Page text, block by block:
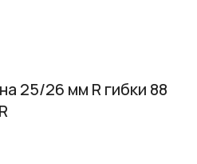
25/26 мм R гибки 88